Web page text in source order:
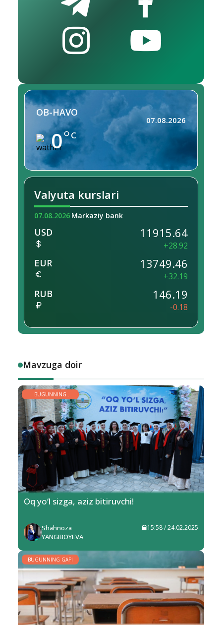
OB-HAVO
0 C
07.08.2026
Valyuta kurslari
07.08.2026 Markaziy bank
USD 11915.64
+28.92
EUR 13749.46
+32.19
RUB 146.19
-0.18
Mavzuga doir
BUGUNNING
YOSHLARI
Oq yo‘l sizga, aziz bitiruvchi!
Shahnoza
YANGIBOYEVA
15:58 / 24.02.2025
BUGUNNING GAPI